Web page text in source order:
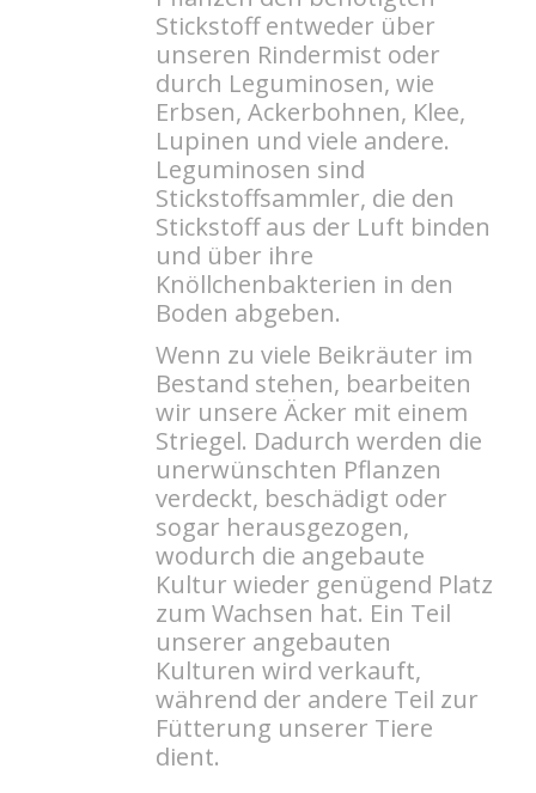
Stickstoff entweder über
unseren Rindermist oder
durch Leguminosen, wie
Erbsen, Ackerbohnen, Klee,
Lupinen und viele andere.
Leguminosen sind
Stickstoffsammler, die den
Stickstoff aus der Luft binden
und über ihre
Knöllchenbakterien in den
Boden abgeben.
Wenn zu viele Beikräuter im
Bestand stehen, bearbeiten
wir unsere Äcker mit einem
Striegel. Dadurch werden die
unerwünschten Pflanzen
verdeckt, beschädigt oder
sogar herausgezogen,
wodurch die angebaute
Kultur wieder genügend Platz
zum Wachsen hat. Ein Teil
unserer angebauten
Kulturen wird verkauft,
während der andere Teil zur
Fütterung unserer Tiere
dient.